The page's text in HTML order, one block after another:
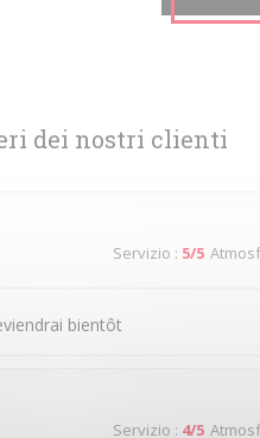
dei nostri clienti
Servizio : 5/5
bientôt
Servizio : 4/5